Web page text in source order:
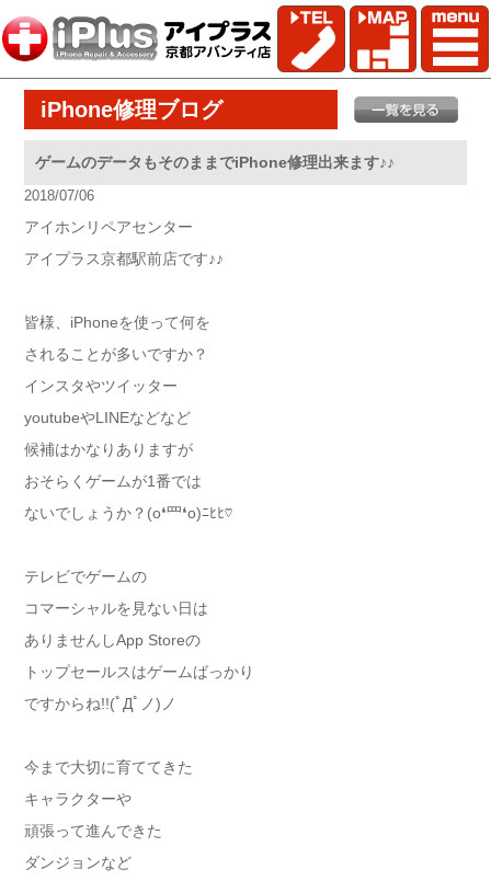
iPhone修理ブログ
ゲームのデータもそのままでiPhone修理出来ます♪♪
2018/07/06
アイホンリペアセンター
アイプラス京都駅前店です♪♪
皆様、iPhoneを使って何を
されることが多いですか？
インスタやツイッター
youtubeやLINEなどなど
候補はかなりありますが
おそらくゲームが1番では
ないでしょうか？(o❛罒❛o)ﾆﾋﾋ♡
テレビでゲームの
コマーシャルを見ない日は
ありませんしApp Storeの
トップセールスはゲームばっかり
ですからね!!(ﾟДﾟノ)ノ
今まで大切に育ててきた
キャラクターや
頑張って進んできた
ダンジョンなど